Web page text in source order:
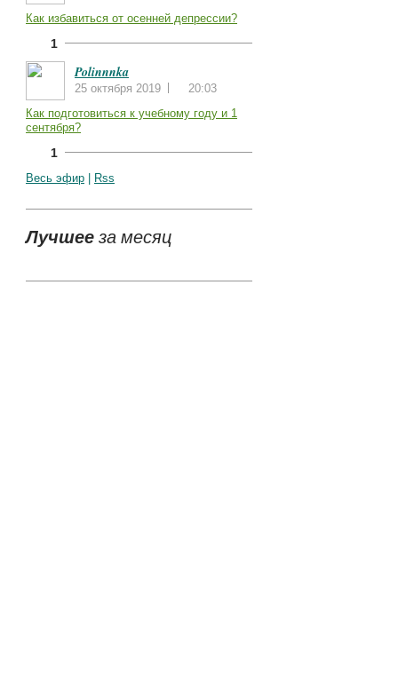
Как избавиться от осенней депрессии?
1
Polinnnka
25 октября 2019
20:03
Как подготовиться к учебному году и 1
сентября?
1
Весь эфир Rss
Лучшееза месяц